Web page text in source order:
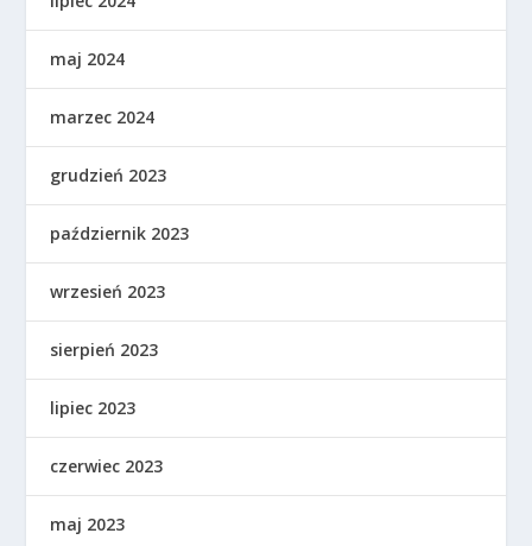
maj 2024
marzec 2024
grudzień 2023
październik 2023
wrzesień 2023
sierpień 2023
lipiec 2023
czerwiec 2023
maj 2023